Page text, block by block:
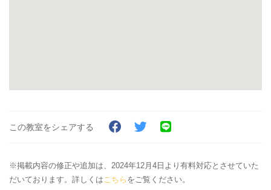
この教室をシェアする
※掲載内容の修正や追加は、2024年12月4日より有料対応とさせていた
だいております。詳しくはこちら をご覧ください。